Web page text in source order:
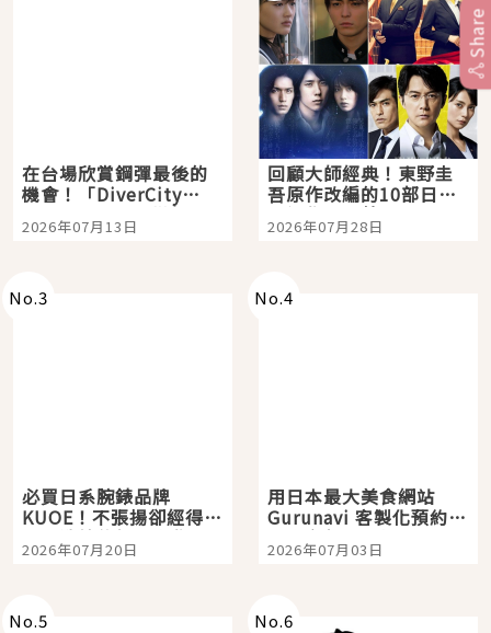
在台場欣賞鋼彈最後的
機會！「DiverCity
Tokyo Plaza」搭船、
購物、美食及夜景，一
2026年07月13日
回顧大師經典！東野圭
吾原作改編的10部日本
影視作品推薦
2026年07月28日
No.3
必買日系腕錶品牌
KUOE！不張揚卻經得起
時間洗鍊的經典之作五
選
2026年07月20日
No.4
用日本最大美食網站
Gurunavi 客製化預約九
大都市餐廳，打造專屬
美食體驗！
2026年07月03日
No.5 No.6
Share